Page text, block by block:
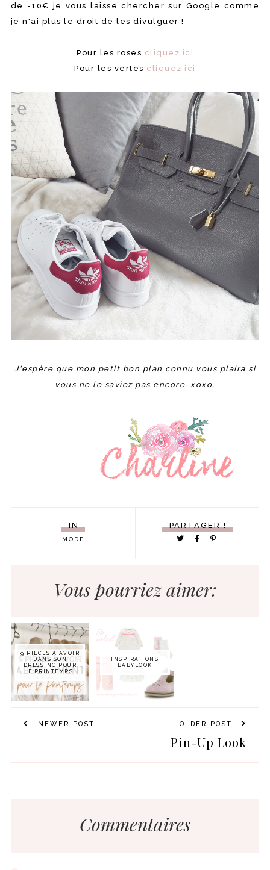
de -10€ je vous laisse chercher sur Google comme
je n'ai plus le droit de les divulguer !
Pour les roses cliquez ici
Pour les vertes cliquez ici
J'espère que mon petit bon plan connu vous plaira si
vous ne le saviez pas encore. xoxo,
PARTAGER !
IN
MODE
Vous pourriez aimer:
9 PIÈCES À AVOIR
DANS SON
DRESSING POUR
LE PRINTEMPS!
INSPIRATIONS
BABYLOOK
NEWER POST OLDER POST
Pin-Up Look
Commentaires